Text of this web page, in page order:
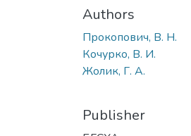
Authors
Прокопович, В. Н.
Кочурко, В. И.
Жолик, Г. А.
Publisher